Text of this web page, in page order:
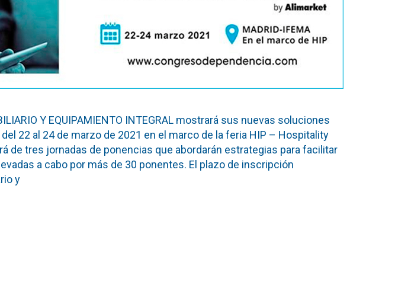
Y EQUIPAMIENTO INTEGRAL mostrará sus nuevas soluciones
22 al 24 de marzo de 2021 en el marco de la feria HIP – Hospitality
de tres jornadas de ponencias que abordarán estrategias para facilitar
a cabo por más de 30 ponentes. El plazo de inscripción
y